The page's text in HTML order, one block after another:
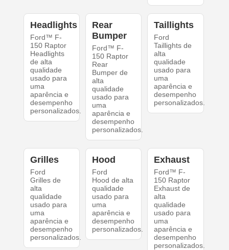
Headlights
Ford™ F-
150 Raptor
Headlights
de alta
qualidade
usado para
uma
aparência e
desempenho
personalizados.
Rear
Bumper
Ford™ F-
150 Raptor
Rear
Bumper de
alta
qualidade
usado para
uma
aparência e
desempenho
personalizados.
Taillights
Ford
Taillights de
alta
qualidade
usado para
uma
aparência e
desempenho
personalizados.
Grilles
Ford
Grilles de
alta
qualidade
usado para
uma
aparência e
desempenho
personalizados.
Hood
Ford
Hood de alta
qualidade
usado para
uma
aparência e
desempenho
personalizados.
Exhaust
Ford™ F-
150 Raptor
Exhaust de
alta
qualidade
usado para
uma
aparência e
desempenho
personalizados.